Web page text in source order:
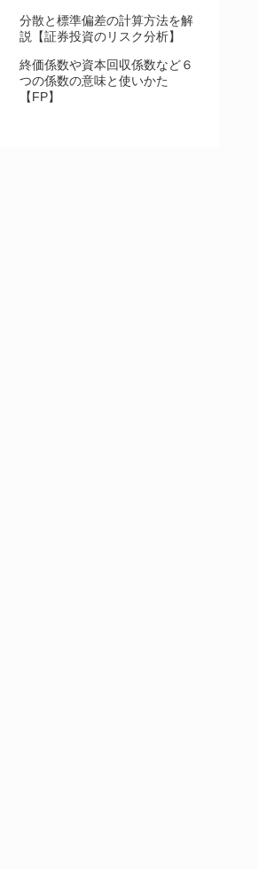
分散と標準偏差の計算方法を解
説【証券投資のリスク分析】
終価係数や資本回収係数など６
つの係数の意味と使いかた
【FP】